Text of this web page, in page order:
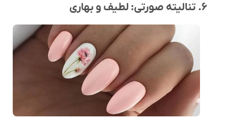
۶. تنالیته صورتی: لطیف و بهاری